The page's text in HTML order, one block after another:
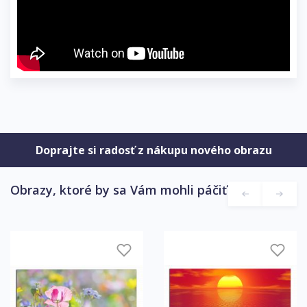
Doprajte si radosť z nákupu nového obrazu
Obrazy, ktoré by sa Vám mohli páčiť